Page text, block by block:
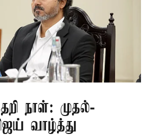
நாள்: முதல்-
வாழ்த்து